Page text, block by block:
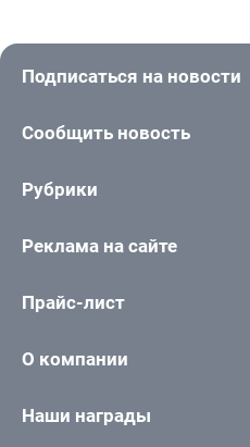
Подписаться на новости
Сообщить новость
Рубрики
Реклама на сайте
Прайс-лист
О компании
Наши награды